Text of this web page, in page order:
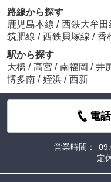
路線から探す
鹿児島本線 / 西鉄大牟田
筑肥線 / 西鉄貝塚線 / 香
駅から探す
大橋 / 高宮 / 南福岡 / 井
博多南 / 姪浜 / 西新
電
営業時間：
定